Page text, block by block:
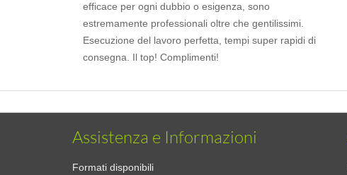
efficace per ogni dubbio o esigenza, sono
estremamente professionali oltre che gentilissimi.
Esecuzione del lavoro perfetta, tempi super rapidi di
consegna. Il top! Complimenti!
Assistenza e Informazioni
Formati disponibili